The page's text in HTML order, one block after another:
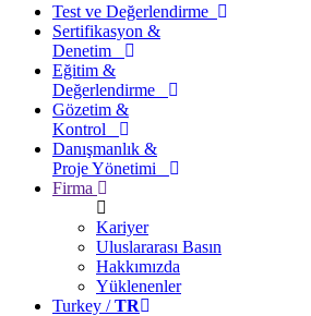
Test ve Değerlendirme
Sertifikasyon &
Denetim
Eğitim &
Değerlendirme
Gözetim &
Kontrol
Danışmanlık &
Proje Yönetimi
Firma
Kariyer
Uluslararası Basın
Hakkımızda
Yüklenenler
Turkey /TR